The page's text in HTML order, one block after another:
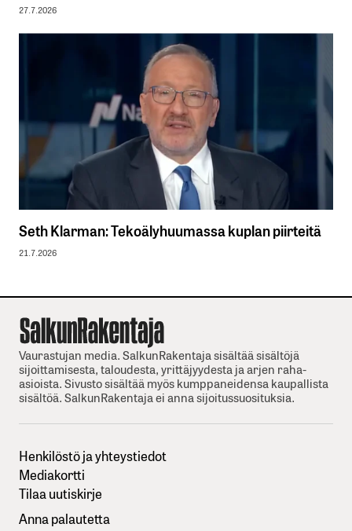
27.7.2026
Seth Klarman: Tekoälyhuumassa kuplan piirteitä
21.7.2026
Vaurastujan media. SalkunRakentaja sisältää sisältöjä
sijoittamisesta, taloudesta, yrittäjyydesta ja arjen raha-
asioista. Sivusto sisältää myös kumppaneidensa kaupallista
sisältöä. SalkunRakentaja ei anna sijoitussuosituksia.
Henkilöstö ja yhteystiedot
Mediakortti
Tilaa uutiskirje
Anna palautetta